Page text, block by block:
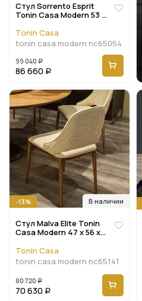
Стул Sorrento Esprit
Tonin Casa Modern 53 x
Tonin Casa
tonin casa modern nc65054
99 040 Р
86 660 Р
В наличии
-13%
Стул Malva Elite Tonin
Casa Modern 47 x 56 x
Tonin Casa
tonin casa modern nc65141
80 720 Р
70 630 Р